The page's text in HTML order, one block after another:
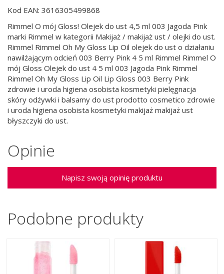
Kod EAN: 3616305499868
Rimmel O mój Gloss! Olejek do ust 4,5 ml 003 Jagoda Pink
marki Rimmel w kategorii Makijaż / makijaż ust / olejki do ust.
Rimmel Rimmel Oh My Gloss Lip Oil olejek do ust o działaniu
nawilżającym odcień 003 Berry Pink 4 5 ml Rimmel Rimmel O
mój Gloss Olejek do ust 4 5 ml 003 Jagoda Pink Rimmel
Rimmel Oh My Gloss Lip Oil Lip Gloss 003 Berry Pink
zdrowie i uroda higiena osobista kosmetyki pielęgnacja
skóry odżywki i balsamy do ust prodotto cosmetico zdrowie
i uroda higiena osobista kosmetyki makijaż makijaż ust
błyszczyki do ust.
Opinie
Napisz swoją opinię produktu
Podobne produkty